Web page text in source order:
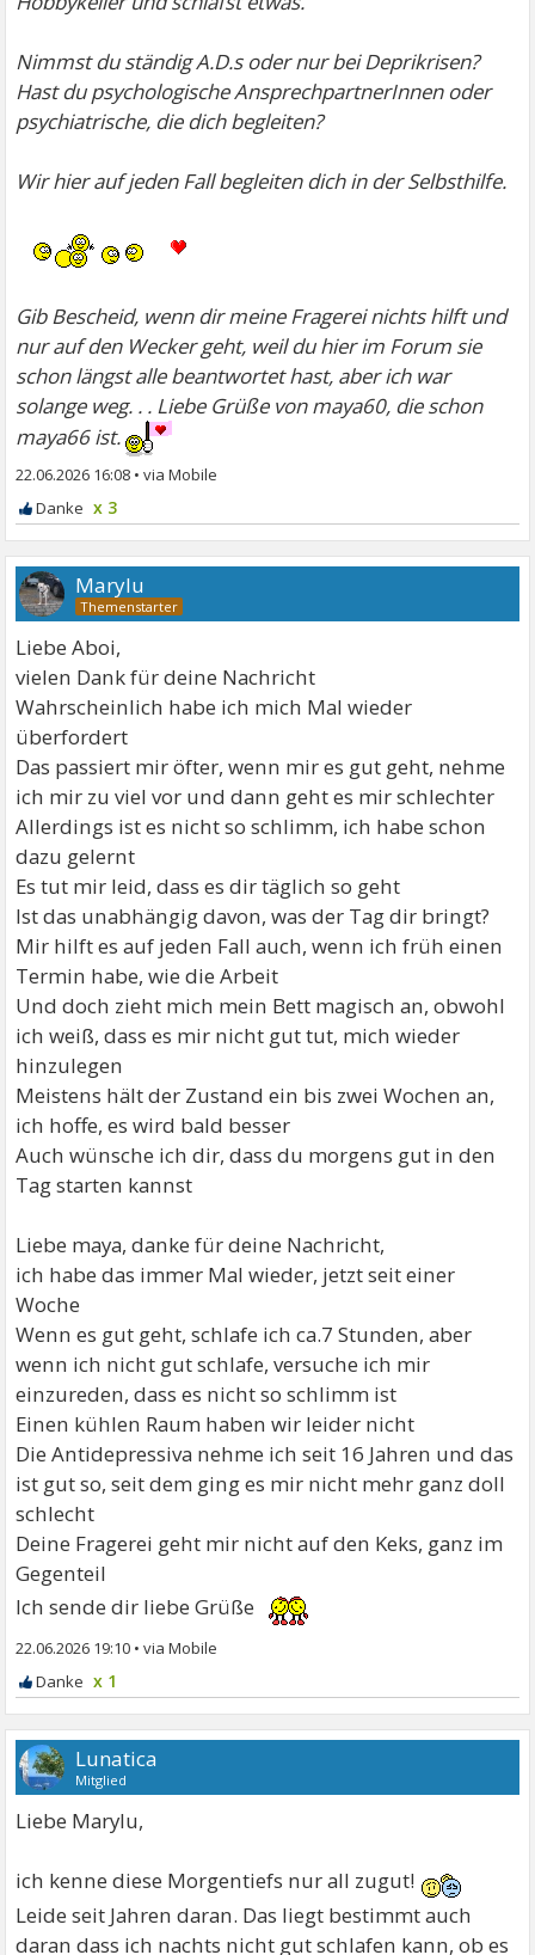
Nimmst du ständig A.D.s oder nur bei Deprikrisen?
Hast du psychologische AnsprechpartnerInnen oder
psychiatrische, die dich begleiten?
Wir hier auf jeden Fall begleiten dich in der Selbsthilfe.
Gib Bescheid, wenn dir meine Fragerei nichts hilft und
nur auf den Wecker geht, weil du hier im Forum sie
schon längst alle beantwortet hast, aber ich war
solange weg. . . Liebe Grüße von maya60, die schon
maya66 ist.
22.06.2026 16:08 •
x 3
Marylu
Liebe Aboi,
vielen Dank für deine Nachricht
Wahrscheinlich habe ich mich Mal wieder
überfordert
Das passiert mir öfter, wenn mir es gut geht, nehme
ich mir zu viel vor und dann geht es mir schlechter
Allerdings ist es nicht so schlimm, ich habe schon
dazu gelernt
Es tut mir leid, dass es dir täglich so geht
Ist das unabhängig davon, was der Tag dir bringt?
Mir hilft es auf jeden Fall auch, wenn ich früh einen
Termin habe, wie die Arbeit
Und doch zieht mich mein Bett magisch an, obwohl
ich weiß, dass es mir nicht gut tut, mich wieder
hinzulegen
Meistens hält der Zustand ein bis zwei Wochen an,
ich hoffe, es wird bald besser
Auch wünsche ich dir, dass du morgens gut in den
Tag starten kannst
Liebe maya, danke für deine Nachricht,
ich habe das immer Mal wieder, jetzt seit einer
Woche
Wenn es gut geht, schlafe ich ca.7 Stunden, aber
wenn ich nicht gut schlafe, versuche ich mir
einzureden, dass es nicht so schlimm ist
Einen kühlen Raum haben wir leider nicht
Die Antidepressiva nehme ich seit 16 Jahren und das
ist gut so, seit dem ging es mir nicht mehr ganz doll
schlecht
Deine Fragerei geht mir nicht auf den Keks, ganz im
Gegenteil
Ich sende dir liebe Grüße
22.06.2026 19:10 •
x 1
Lunatica
Mitglied
Liebe Marylu,
ich kenne diese Morgentiefs nur all zugut!
Leide seit Jahren daran. Das liegt bestimmt auch
daran dass ich nachts nicht gut schlafen kann, ob es